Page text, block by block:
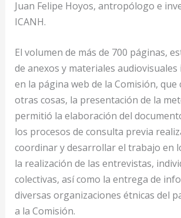
Juan Felipe Hoyos, antropólogo e
ICANH.
El volumen de más de 700 páginas,
de anexos y materiales
en la página web de la Comisión,
otras cosas, la presentación de la
permitió la elaboración del
los procesos de consulta previa
coordinar y desarrollar el trabajo en
la realización de las entrevistas,
colectivas, así como la entrega de
diversas organizaciones étnicas del
a la Comisión.